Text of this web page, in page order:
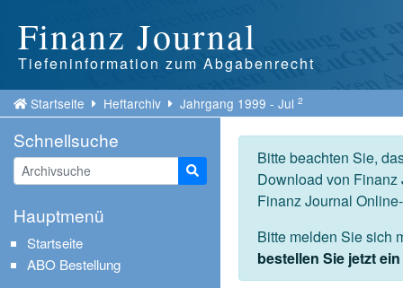
Finanz Journal
Tiefeninformation zum Abgabenrecht
Startseite Heftarchiv Jahrgang 1999 - Jul2
Bitte beachten Sie,
Download von
Finanz Journal
Bitte melden Sie sich
bestellen Sie jetzt
Schnellsuche
Suche starten
Hauptmenü
Startseite
ABO Bestellung